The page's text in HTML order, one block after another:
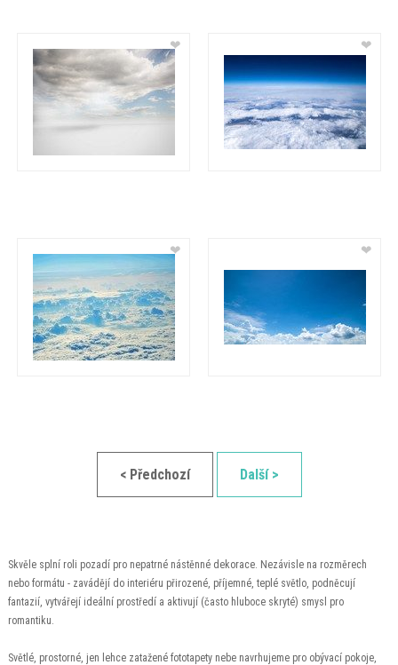
❤ ❤
❤ ❤
< Předchozí Další >
Skvěle splní roli pozadí pro nepatrné nástěnné dekorace. Nezávisle na rozměrech
nebo formátu - zavádějí do interiéru přirozené, příjemné, teplé světlo, podněcují
fantazií, vytvářejí ideální prostředí a aktivují (často hluboce skryté) smysl pro
romantiku.
Světlé, prostorné, jen lehce zatažené fototapety nebe navrhujeme pro obývací pokoje,